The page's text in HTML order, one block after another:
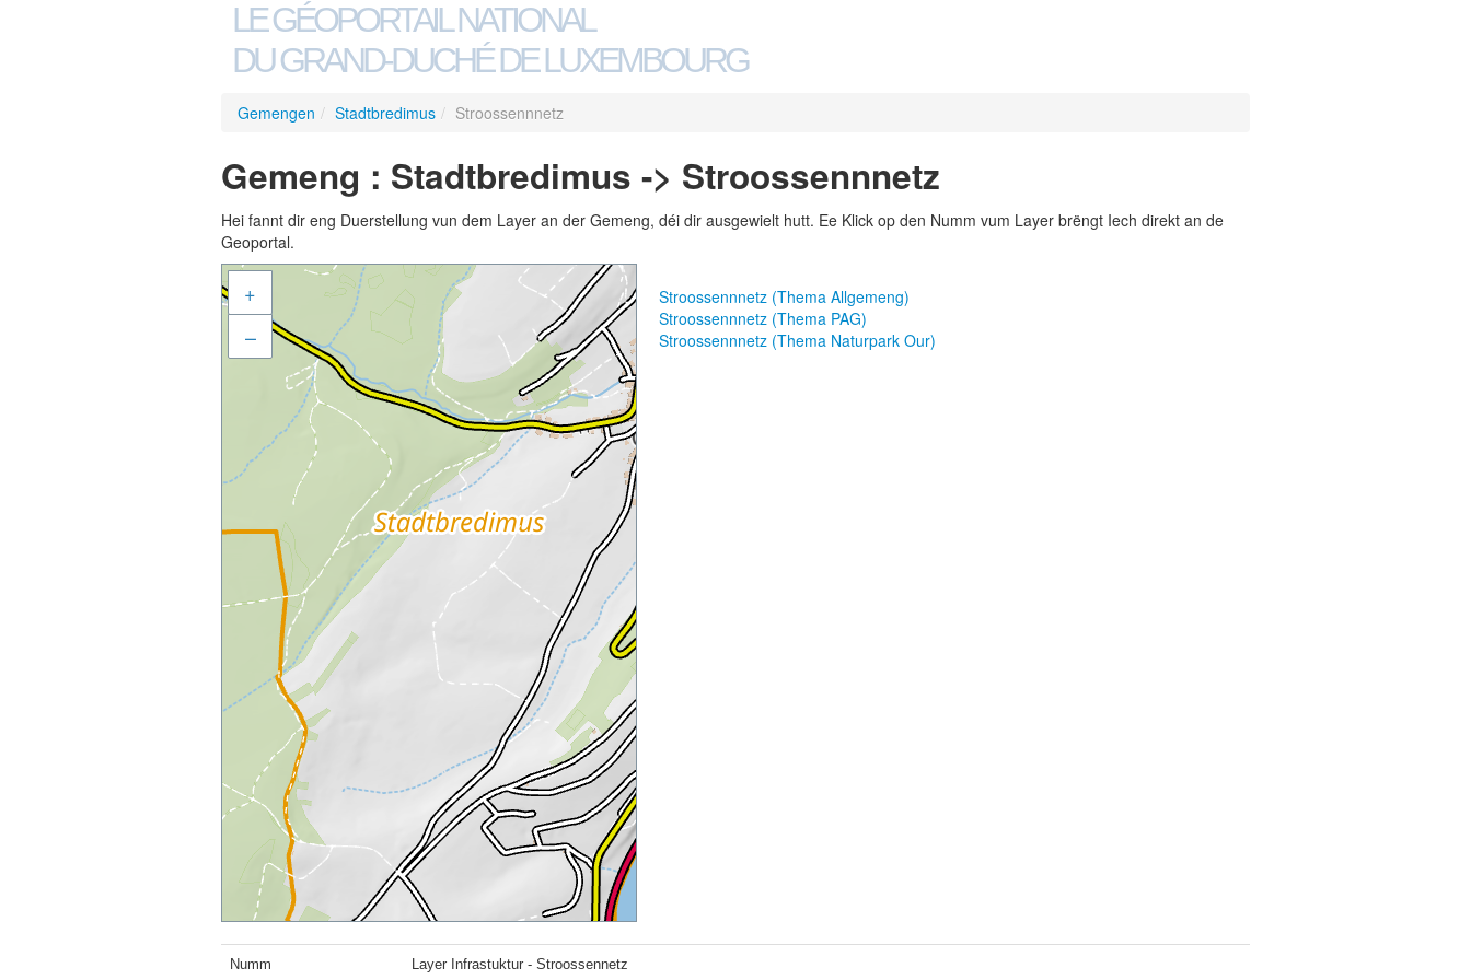
LE GÉOPORTAIL NATIONAL
DU GRAND-DUCHÉ DE LUXEMBOURG
Gemengen / Stadtbredimus / Stroossennnetz
Gemeng : Stadtbredimus -> Stroossennnetz
Hei fannt dir eng Duerstellung vun dem Layer an der Gemeng, déi dir ausgewielt hutt. Ee Klick op den Numm vum Layer brëngt Iech direkt an de
Geoportal.
+
–
Stroossennnetz (Thema Allgemeng)
Stroossennnetz (Thema PAG)
Stroossennnetz (Thema Naturpark Our)
Numm Layer Infrastuktur - Stroossennetz